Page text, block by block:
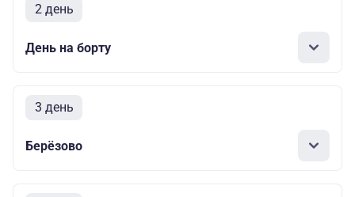
2 день
День на борту
3 день
Берёзово